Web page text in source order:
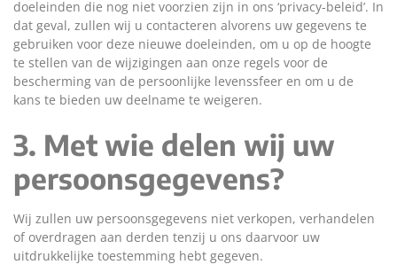
doeleinden die nog niet voorzien zijn in ons ‘privacy-beleid’. In
dat geval, zullen wij u contacteren alvorens uw gegevens te
gebruiken voor deze nieuwe doeleinden, om u op de hoogte
te stellen van de wijzigingen aan onze regels voor de
bescherming van de persoonlijke levenssfeer en om u de
kans te bieden uw deelname te weigeren.
3. Met wie delen wij uw
persoonsgegevens?
Wij zullen uw persoonsgegevens niet verkopen, verhandelen
of overdragen aan derden tenzij u ons daarvoor uw
uitdrukkelijke toestemming hebt gegeven.